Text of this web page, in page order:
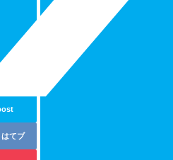
はてブ